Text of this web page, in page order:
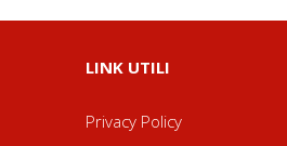
LINK UTILI
Privacy Policy